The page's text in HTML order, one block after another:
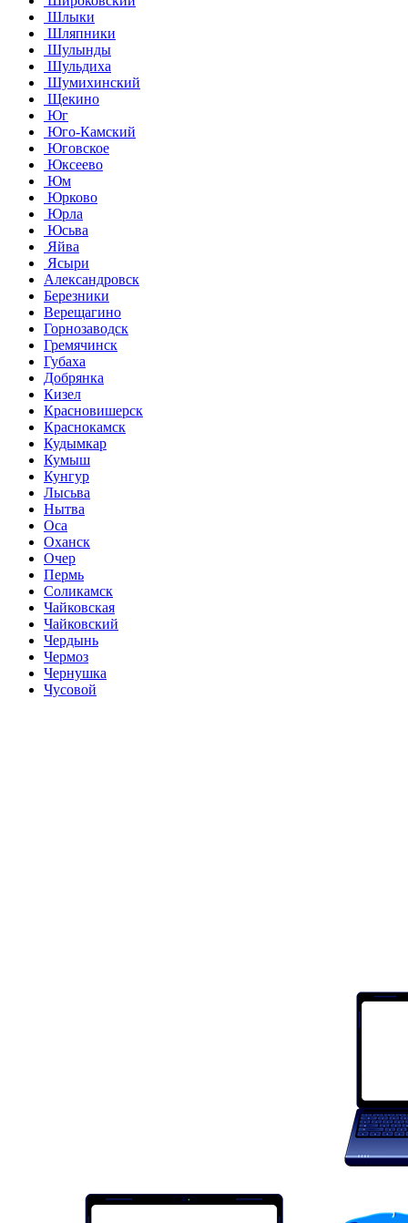
Шлыки
Шляпники
Шулынды
Шульдиха
Шумихинский
Щекино
Юг
Юго-Камский
Юговское
Юксеево
Юм
Юрково
Юрла
Юсьва
Яйва
Ясыри
Александровск
Березники
Верещагино
Горнозаводск
Гремячинск
Губаха
Добрянка
Кизел
Красновишерск
Краснокамск
Кудымкар
Кумыш
Кунгур
Лысьва
Нытва
Оса
Оханск
Очер
Пермь
Соликамск
Чайковская
Чайковский
Чердынь
Чермоз
Чернушка
Чусовой